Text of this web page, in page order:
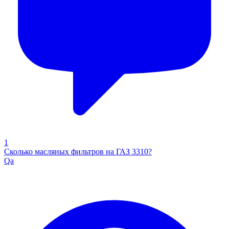
1
Сколько масляных фильтров на ГАЗ 3310?
Qa